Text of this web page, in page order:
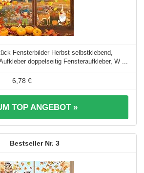
Fensterbilder Herbst selbstklebend,
doppelseitig Fensteraufkleber, W ...
6,78 €
TOP ANGEBOT »
3